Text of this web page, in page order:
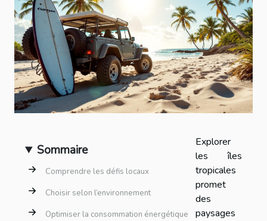
Sommaire
Comprendre les défis locaux
Choisir selon l’environnement
Optimiser la consommation énergétique
Explorer
les îles
tropicales
promet
des
paysages